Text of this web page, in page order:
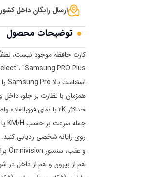
ارسال رایگان داخل کشور
توضیحات محصول